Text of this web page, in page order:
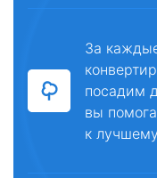
За
посадим
вы
к